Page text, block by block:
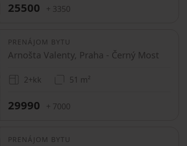
25500 + 3350
PRENÁJOM BYTU
Arnošta Valenty, Praha - Černý Most
2+kk 51 m²
29990 + 7000
PRENÁJOM BYTU